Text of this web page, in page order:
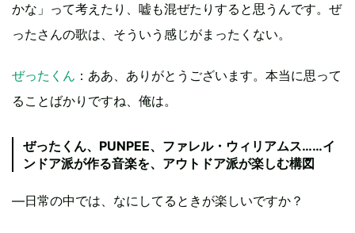
かな」って考えたり、嘘も混ぜたりすると思うんです。ぜ
ったさんの歌は、そういう感じがまったくない。
ぜったくん ：ああ、ありがとうございます。本当に思って
ることばかりですね、俺は。
ぜったくん、PUNPEE、ファレル・ウィリアムス……イ
ンドア派が作る音楽を、アウトドア派が楽しむ構図
―日常の中では、なにしてるときが楽しいですか？